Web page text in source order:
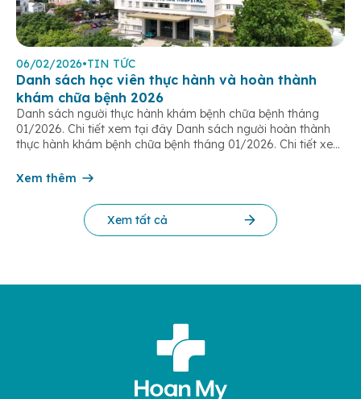
06/02/2026•TIN TỨC
Danh sách học viên thực hành và hoàn thành
khám chữa bệnh 2026
Danh sách người thực hành khám bệnh chữa bệnh tháng
01/2026. Chi tiết xem tại đây Danh sách người hoàn thành
thực hành khám bệnh chữa bệnh tháng 01/2026. Chi tiết xem
chữa bệnh tháng 02/2026. Chi tiết xem tại đây Danh sách
Xem thêm
Xem tất cả